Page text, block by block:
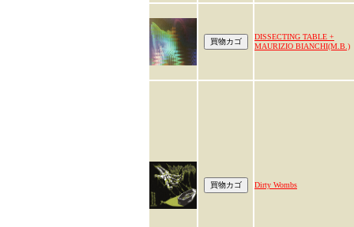
DISSECTING TABLE +
MAURIZIO BIANCHI(M.B.)
Dirty Wombs